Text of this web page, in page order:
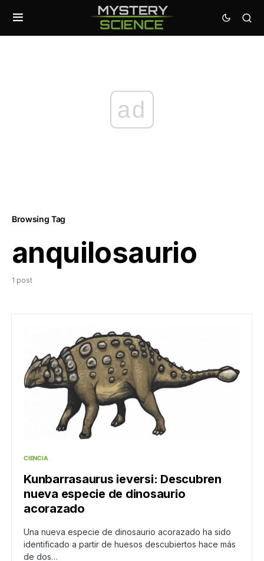
ad
Browsing Tag
anquilosaurio
1 post
CIENCIA
Kunbarrasaurus ieversi: Descubren
nueva especie de dinosaurio
acorazado
Una nueva especie de dinosaurio acorazado ha sido
identificado a partir de huesos descubiertos hace más
de dos…